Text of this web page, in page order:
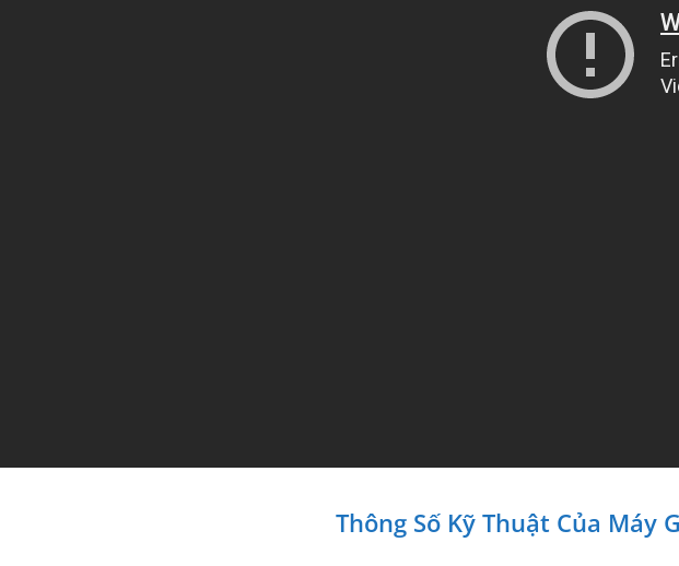
Thông Số Kỹ Thuật Của Máy